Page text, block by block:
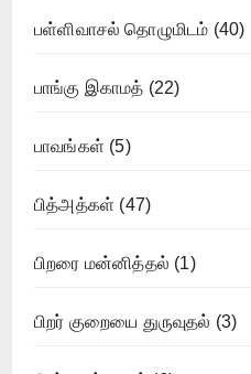
பள்ளிவாசல் தொழுமிடம் (40)
பாங்கு இகாமத் (22)
பாவங்கள் (5)
பித்அத்கள் (47)
பிறரை மன்னித்தல் (1)
பிறர் குறையை துருவுதல் (3)